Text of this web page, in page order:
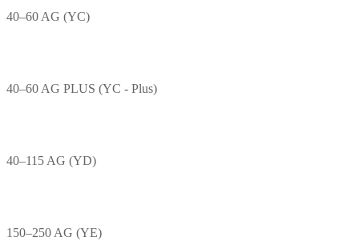
40–60 AG (YC)
40–60 AG PLUS (YC - Plus)
40–115 AG (YD)
150–250 AG (YE)